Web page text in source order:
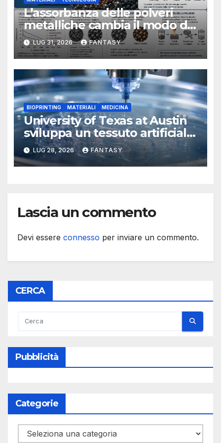
L’assorbanza delle polveri
metalliche cambia il modo di
interpretare la fusione laser
LUG 31, 2026 FANTASY
BIOPRINTING MATERIALI MEDICINA
University of Texas at Austin
sviluppa un tessuto artificiale
stampabile in 3D che imita le
membrane dei tessuti
LUG 28, 2026 FANTASY
Lascia un commento
Devi essere connesso per inviare un commento.
CERCA
Pubblicità
Categorie
Categorie